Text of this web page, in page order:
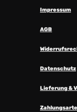
Impressum
AGB
Datenschutz
Lieferung &